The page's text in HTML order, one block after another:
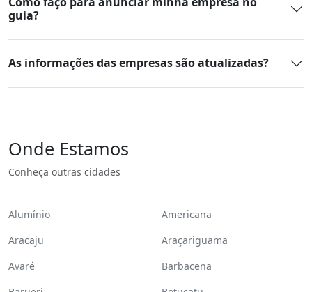
guia?
As informações das empresas são atualizadas?
Onde Estamos
Conheça outras cidades
Alumínio
Americana
Aracaju
Araçariguama
Avaré
Barbacena